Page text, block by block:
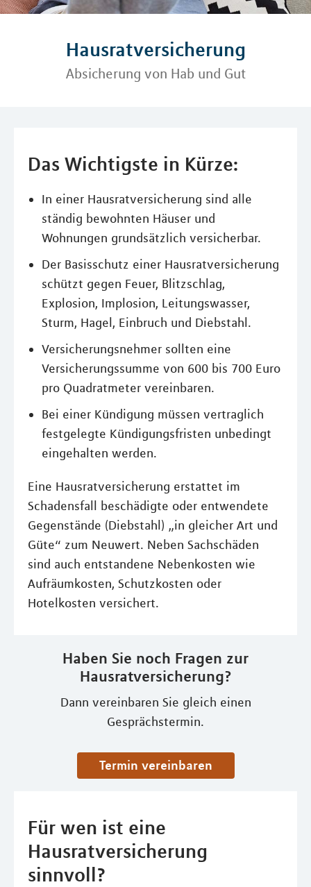
Hausratversicherung
Absicherung von Hab und Gut
Das Wichtigste in Kürze:
In einer Hausratversicherung sind alle
ständig bewohnten Häuser und
Wohnungen grundsätzlich versicherbar.
Der Basisschutz einer Hausratversicherung
schützt gegen Feuer, Blitzschlag,
Explosion, Implosion, Leitungswasser,
Sturm, Hagel, Einbruch und Diebstahl.
Versicherungsnehmer sollten eine
Versicherungssumme von 600 bis 700 Euro
pro Quadratmeter vereinbaren.
Bei einer Kündigung müssen vertraglich
festgelegte Kündigungsfristen unbedingt
eingehalten werden.
Eine Hausratversicherung erstattet im
Schadensfall beschädigte oder entwendete
Gegenstände (Diebstahl) „in gleicher Art und
Güte“ zum Neuwert. Neben Sachschäden
sind auch entstandene Nebenkosten wie
Aufräumkosten, Schutzkosten oder
Hotelkosten versichert.
Haben Sie noch Fragen zur
Hausratversicherung?
Dann vereinbaren Sie gleich einen
Gesprächstermin.
Termin vereinbaren
Für wen ist eine
Hausratversicherung
sinnvoll?